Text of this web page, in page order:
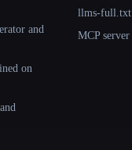
and
on
llms-full.txt
MCP server